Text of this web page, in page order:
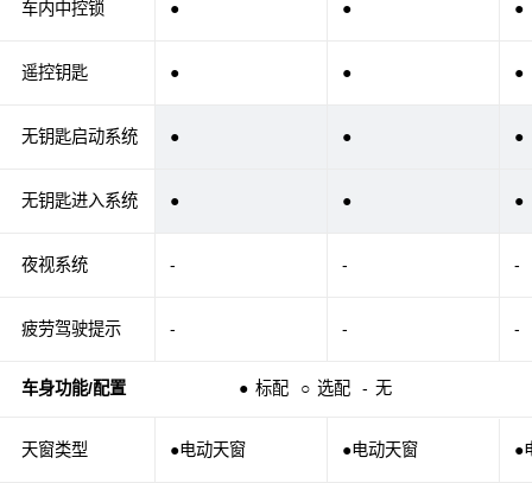
车内中控锁
遥控钥匙
无钥匙启动系统
无钥匙进入系统
夜视系统
疲劳驾驶提示
车身功能/配置 ● 标配 ○ 选配 - 无
天窗类型
● ● ●
● ● ●
● ● ●
● ● ●
- - -
- - -
●电动天窗 ●电动天窗 ●